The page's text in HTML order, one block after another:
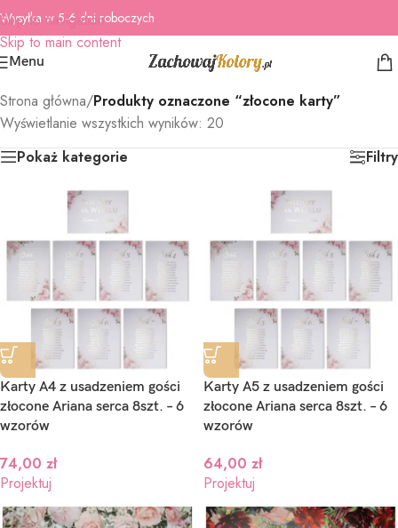
Skip to navigation
Skip to main content
Wysyłka w 5-6 dni roboczych
Menu
Strona główna/Produkty oznaczone “złocone karty”
Wyświetlanie wszystkich wyników: 20
Pokaż kategorie Filtry
Karty A4 z usadzeniem gości
złocone Ariana serca 8szt. – 6
wzorów
74,00 zł
Projektuj
Karty A5 z usadzeniem gości
złocone Ariana serca 8szt. – 6
wzorów
64,00 zł
Projektuj